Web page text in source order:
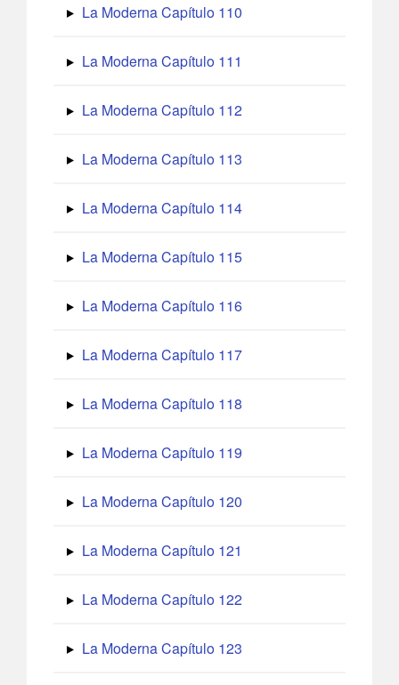
La Moderna Capítulo 110
La Moderna Capítulo 111
La Moderna Capítulo 112
La Moderna Capítulo 113
La Moderna Capítulo 114
La Moderna Capítulo 115
La Moderna Capítulo 116
La Moderna Capítulo 117
La Moderna Capítulo 118
La Moderna Capítulo 119
La Moderna Capítulo 120
La Moderna Capítulo 121
La Moderna Capítulo 122
La Moderna Capítulo 123